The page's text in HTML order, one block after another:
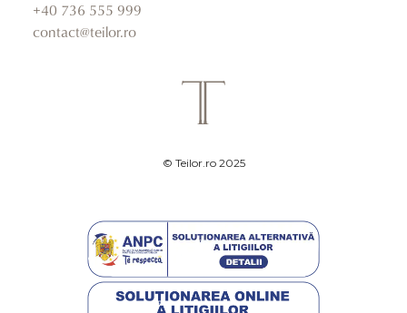
+40 736 555 999
contact@teilor.ro
© Teilor.ro 2025